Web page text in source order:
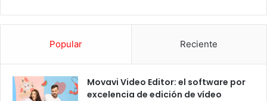
Popular Reciente
Movavi Video Editor: el software por
excelencia de edición de vídeo